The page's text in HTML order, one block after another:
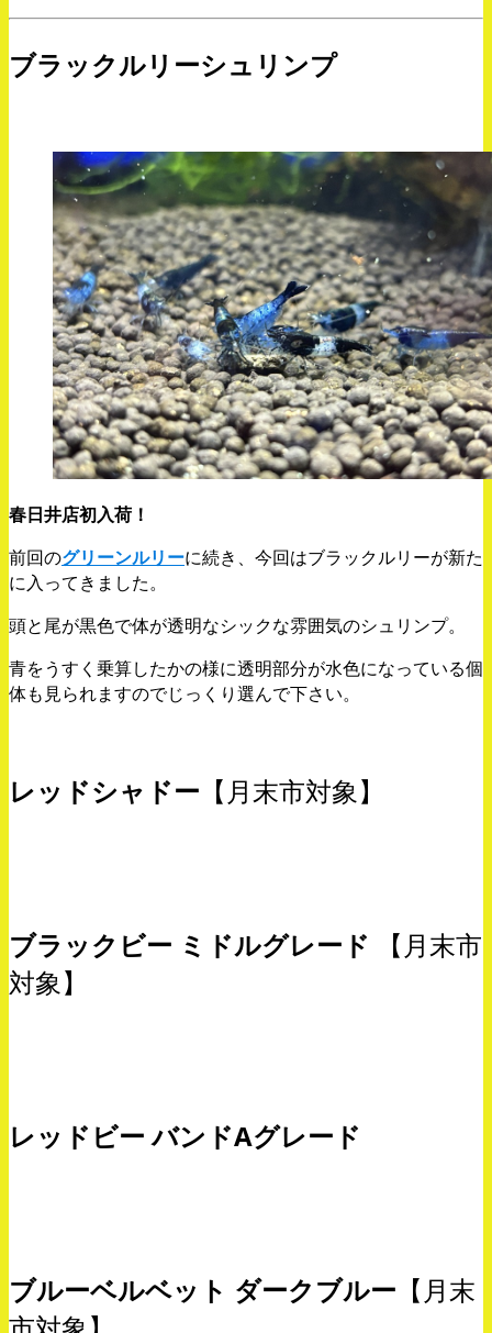
ブラックルリーシュリンプ
春日井店初入荷！
前回のグリーンルリーに続き、今回はブラックルリーが新た
に入ってきました。
頭と尾が黒色で体が透明なシックな雰囲気のシュリンプ。
青をうすく乗算したかの様に透明部分が水色になっている個
体も見られますのでじっくり選んで下さい。
レッドシャドー 【月末市対象】
ブラックビー ミドルグレード
【月末市
対象】
レッドビー バンドAグレード
ブルーベルベット ダークブルー 【月末